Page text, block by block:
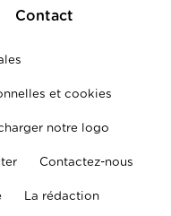
Contact
et cookies
notre logo
Contactez-nous
La rédaction